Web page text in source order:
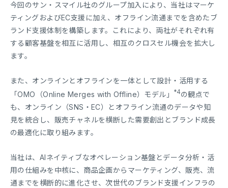
今回のサン・スマイル社のグループ加入により、当社はマーケ
ティングおよびEC支援に加え、オフライン流通までを含めたブ
ランド支援体制を構築します。これにより、両社がそれぞれ有
する顧客基盤を相互に活用し、相互のクロスセル機会を拡大し
ます。
また、オンラインとオフラインを一体として設計・活用する
「OMO（Online Merges with Offline）モデル」
*4の観点で
も、オンライン（SNS・EC）とオフライン流通のデータや知
見を統合し、販売チャネルを横断した需要創出とブランド成長
の最適化に取り組みます。
当社は、AIネイティブなオペレーション基盤とデータ分析・活
用の仕組みを中核に、商品企画からマーケティング、販売、流
通までを横断的に進化させ、次世代のブランド支援インフラの